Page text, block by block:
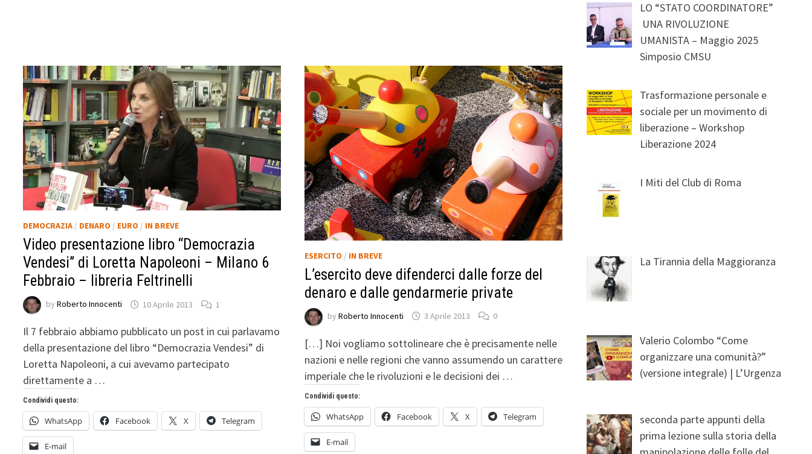
DEMOCRAZIA / DENARO / EURO / IN BREVE
Video presentazione libro “Democrazia
Vendesi” di Loretta Napoleoni – Milano 6
Febbraio – libreria Feltrinelli
byRoberto Innocenti 10 Aprile 2013 1
Il 7 febbraio abbiamo pubblicato un post in cui parlavamo
della presentazione del libro “Democrazia Vendesi” di
Loretta Napoleoni, a cui avevamo partecipato
direttamente a …
Condividi questo:
WhatsApp Facebook X Telegram
E-mail
ESERCITO / IN BREVE
L’esercito deve difenderci dalle forze del
denaro e dalle gendarmerie private
by Roberto Innocenti 3 Aprile 2013 0
[…] Noi vogliamo sottolineare che è precisamente nelle
nazioni e nelle regioni che vanno assumendo un carattere
imperiale che le rivoluzioni e le decisioni dei …
Condividi questo:
WhatsApp Facebook X Telegram
E-mail
LO “STATO COORDINATORE”
UNA RIVOLUZIONE
UMANISTA – Maggio 2025
Simposio CMSU
Trasformazione personale e
sociale per un movimento di
liberazione – Workshop
Liberazione 2024
I Miti del Club di Roma
La Tirannia della Maggioranza
Valerio Colombo “Come
organizzare una comunità?”
(versione integrale) | L’Urgenza
seconda parte appunti della
prima lezione sulla storia della